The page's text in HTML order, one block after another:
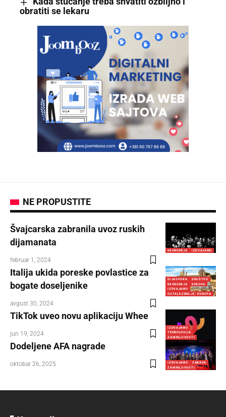
obratiti se lekaru
NE PROPUSTITE
EKONOMIJA IZDVAJAMO
Švajcarska zabranila uvoz ruskih
dijamanata
februar 1, 2024
DIJASPORA
DRUŠTVO
EKONOMIJA
EVROPA
IZDVAJAMO
OSTALE ZEMLJE - EVROPA
Italija ukida poreske povlastice za
bogate doseljenike
avgust 30, 2024
IZDVAJAMO
TEHNOLOGIJA
ZANIMLJIVOSTI
TikTok uveo novu aplikaciju Whee
jun 19, 2024
IZDVAJAMO
ZABAVA
ZANIMLJIVOSTI
Dodeljene AFA nagrade
oktobar 26, 2025